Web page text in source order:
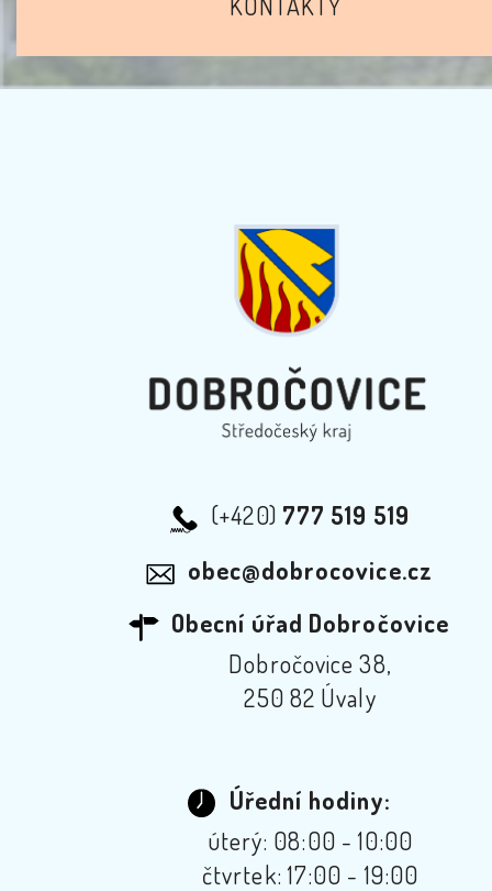
(+420) 777 519 519
obec@dobrocovice.cz
Obecní úřad Dobročovice
Dobročovice 38,
250 82 Úvaly
Úřední hodiny:
úterý: 08:00 - 10:00
čtvrtek: 17:00 - 19:00